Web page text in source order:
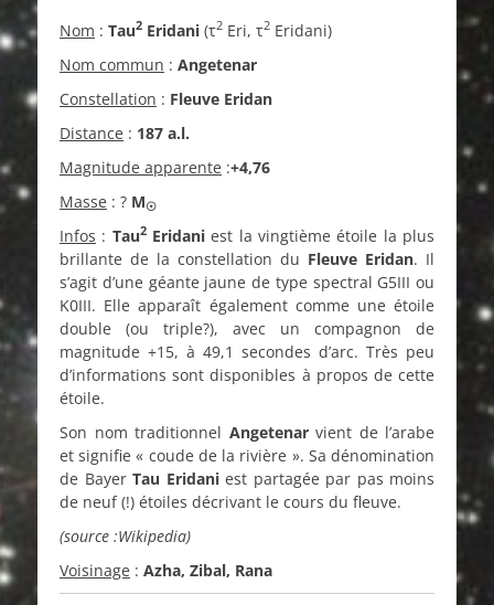
Nom : Tau2 Eridani (τ2 Eri, τ2 Eridani)
Nom commun : Angetenar
Constellation : Fleuve Eridan
Distance : 187 a.l.
Magnitude apparente :+4,76
Masse : ? M☉
Infos : Tau2Eridani est la vingtième étoile la plus
brillante de la constellation du Fleuve Eridan. Il
s’agit d’une géante jaune de type spectral G5III ou
K0III. Elle apparaît également comme une étoile
double (ou triple?), avec un compagnon de
magnitude +15, à 49,1 secondes d’arc. Très peu
d’informations sont disponibles à propos de cette
étoile.
Son nom traditionnel Angetenarvient de l’arabe
et signifie « coude de la rivière ». Sa dénomination
de Bayer Tau Eridaniest partagée par pas moins
de neuf (!) étoiles décrivant le cours du fleuve.
(source :Wikipedia)
Voisinage : Azha, Zibal, Rana